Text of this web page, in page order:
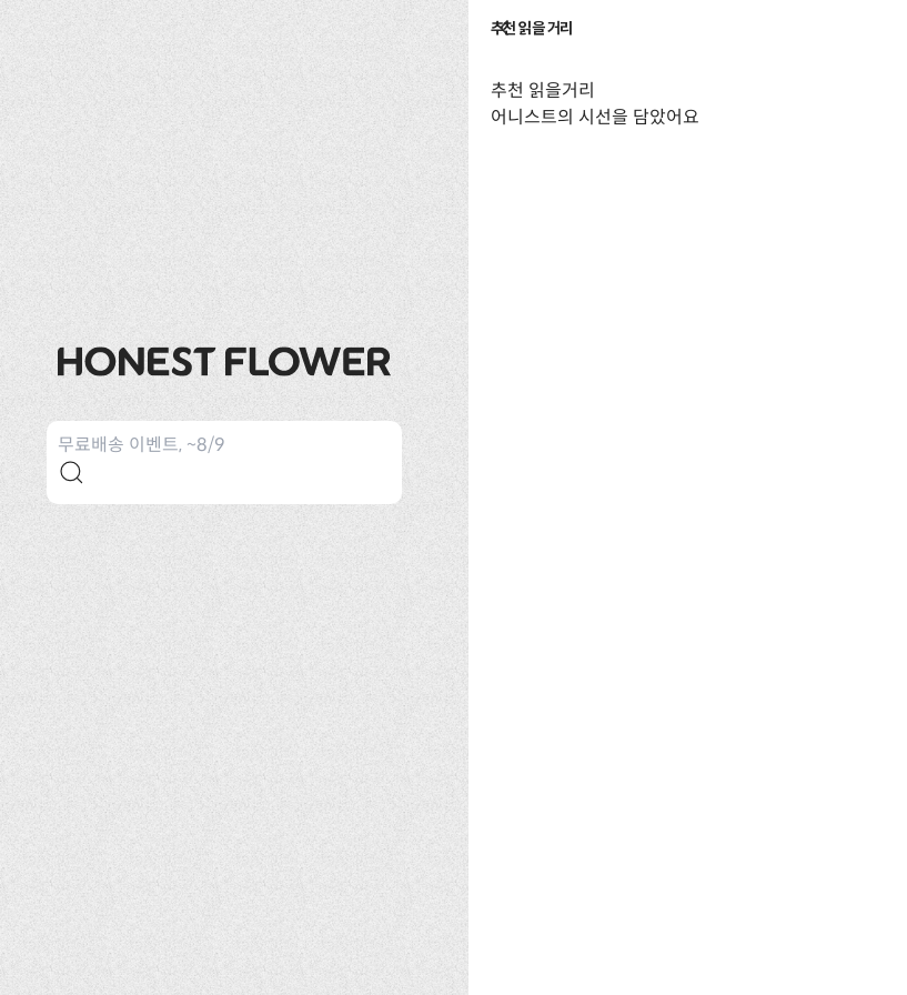
추천 읽을 거리
추천 읽을거리
어니스트의 시선을 담았어요